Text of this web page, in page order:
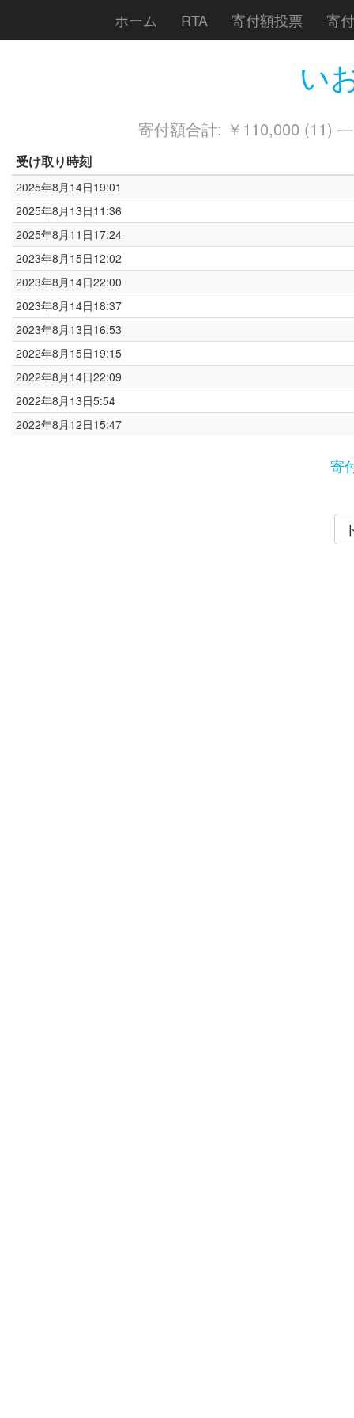
ホーム RTA 寄付額投票 寄
い
寄付額合計: ￥110,000 (11)
受け取り時刻
2025年8月14日19:01
2025年8月13日11:36
2025年8月11日17:24
2023年8月15日12:02
2023年8月14日22:00
2023年8月14日18:37
2023年8月13日16:53
2022年8月15日19:15
2022年8月14日22:09
2022年8月13日5:54
2022年8月12日15:47
寄